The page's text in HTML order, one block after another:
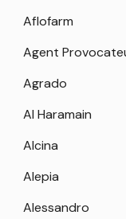
Aflofarm
Agent
Agrado
Al Haramain
Alcina
Alepia
Alessandro